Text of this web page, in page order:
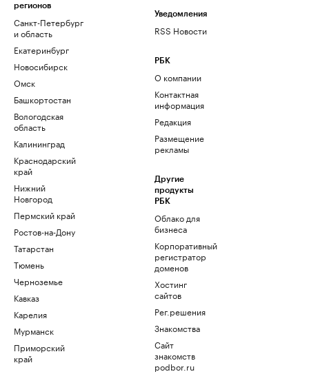
регионов
Санкт-Петербург
и область
Екатеринбург
Новосибирск
Омск
Башкортостан
Вологодская
область
Калининград
Краснодарский
край
Нижний
Новгород
Пермский край
Ростов-на-Дону
Татарстан
Тюмень
Черноземье
Кавказ
Карелия
Мурманск
Приморский
край
Уведомления
RSS Новости
РБК
О компании
Контактная
информация
Редакция
Размещение
рекламы
Другие
продукты
РБК
Облако для
бизнеса
Корпоративный
регистратор
доменов
Хостинг
сайтов
Рег.решения
Знакомства
Сайт
знакомств
podbor.ru